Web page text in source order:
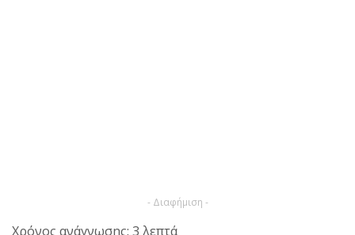
- Διαφήμιση -
Χρόνος ανάγνωσης: 3 λεπτά